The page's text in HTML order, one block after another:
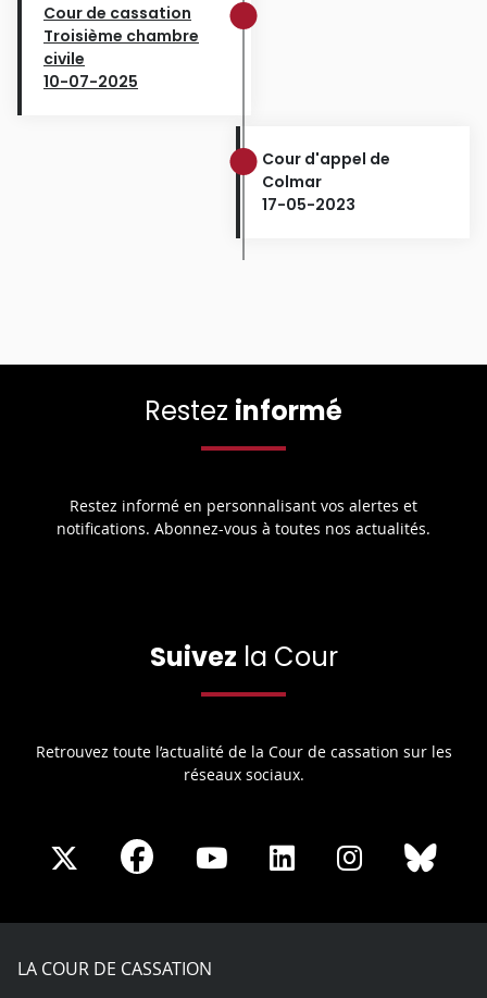
Cour de cassation
Troisième chambre
civile
10-07-2025
Cour d'appel de
Colmar
17-05-2023
Restez informé
Restez informé en personnalisant vos alertes et
notifications. Abonnez-vous à toutes nos actualités.
Suivez la Cour
Retrouvez toute l’actualité de la Cour de cassation sur les
réseaux sociaux.
Share
X
Share
Facebook
Share
Youtube
Share
LinkedIn
Share
Instagram
LA COUR DE CASSATION